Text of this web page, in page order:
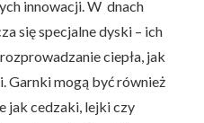
innowacji. W dnach
się specjalne dyski – ich
ciepła, jak
Garnki mogą być również
jak cedzaki, lejki czy